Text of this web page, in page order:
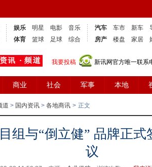
娱乐 明星 电影
音乐
体育
篮球 足球 综合
汽车 车市 新车
房产
楼盘 家居
我要投稿 新讯网官方唯一联
商业 社会 军事 本地
道 > 国内资讯 > 各地商讯 > 正文
组与“倒立健” 品牌正式
议